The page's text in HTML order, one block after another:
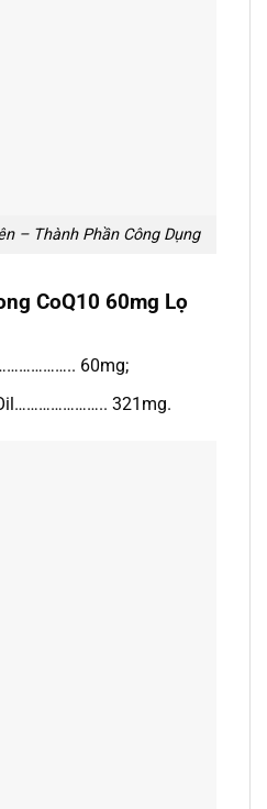
– Thành Phần Công Dụng
CoQ10 60mg Lọ
60mg;
321mg.